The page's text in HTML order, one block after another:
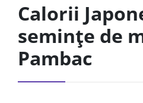
Calorii
semințe de
Pambac